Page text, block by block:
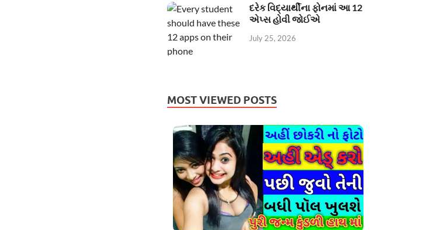
દરેક વિદ્યાર્થીના ફોનમાં આ 12
એપ્સ હોવી જોઈએ
July 25, 2026
MOST VIEWED POSTS